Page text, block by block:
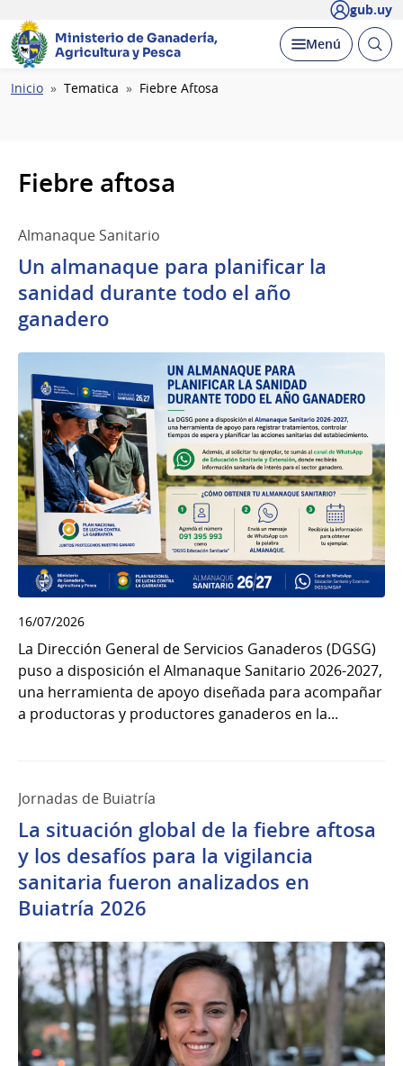
gub.uy
Ministerio de Ganadería,
Agricultura y Pesca
Desplegar
Menú Abrir
Ruta
Inicio Tematica Fiebre Aftosa
Fiebre aftosa
Almanaque Sanitario
Un almanaque para planificar la
sanidad durante todo el año
ganadero
16/07/2026
La Dirección General de Servicios Ganaderos (DGSG)
puso a disposición el Almanaque Sanitario 2026-2027,
una herramienta de apoyo diseñada para acompañar
a productoras y productores ganaderos en la...
Jornadas de Buiatría
La situación global de la fiebre aftosa
y los desafíos para la vigilancia
sanitaria fueron analizados en
Buiatría 2026